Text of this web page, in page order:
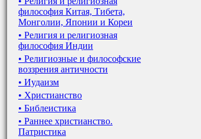
философия Китая, Тибета,
Монголии, Японии и Кореи
• Религия и религиозная
философия Индии
• Религиозные и философские
воззрения античности
• Иудаизм
• Христианство
• Библеистика
• Раннее христианство.
Патристика